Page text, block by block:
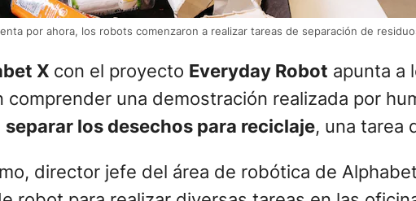
por ahora, los robots comenzaron a realizar tareas de separación de
X con el proyecto Everyday Robot apunta a
una demostración realizada por
separar los desechos para reciclaje, una tarea
director jefe del área de robótica de